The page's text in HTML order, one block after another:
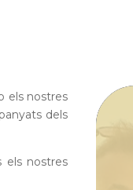
els nostres
dels
els nostres